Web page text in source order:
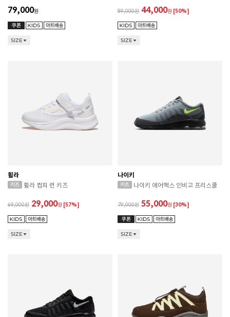
79,000원
SIZE
89,000 44,000원 [50%]
SIZE
휠라
휠라 컴피 런 키즈
69,000 29,000원 [57%]
SIZE
나이키
나이키 에어맥스 인비고 프리스쿨
79,000 55,000원 [30%]
SIZE